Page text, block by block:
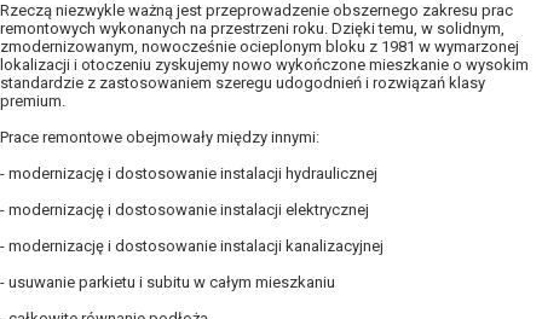
Rzeczą niezwykle ważną jest przeprowadzenie obszernego zakresu prac
remontowych wykonanych na przestrzeni roku. Dzięki temu, w solidnym,
zmodernizowanym, nowocześnie ocieplonym bloku z 1981 w wymarzonej
lokalizacji i otoczeniu zyskujemy nowo wykończone mieszkanie o wysokim
standardzie z zastosowaniem szeregu udogodnień i rozwiązań klasy
premium.
Prace remontowe obejmowały między innymi:
- modernizację i dostosowanie instalacji hydraulicznej
- modernizację i dostosowanie instalacji elektrycznej
- modernizację i dostosowanie instalacji kanalizacyjnej
- usuwanie parkietu i subitu w całym mieszkaniu